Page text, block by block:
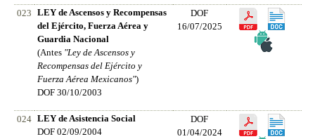
023
LEY de Ascensos y Recompensas
del Ejército, Fuerza Aérea y
Guardia Nacional
(Antes "Ley de Ascensos y
Recompensas del Ejército y
Fuerza Aérea Mexicanos")
DOF 30/10/2003
DOF
16/07/2025
024 LEY de Asistencia Social
DOF 02/09/2004
DOF
01/04/2024